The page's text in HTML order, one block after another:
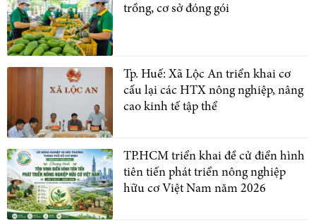
trồng, cơ sở đóng gói
Tp. Huế: Xã Lộc An triển khai cơ
cấu lại các HTX nông nghiệp, nâng
cao kinh tế tập thể
TP.HCM triển khai đề cử điển hình
tiên tiến phát triển nông nghiệp
hữu cơ Việt Nam năm 2026